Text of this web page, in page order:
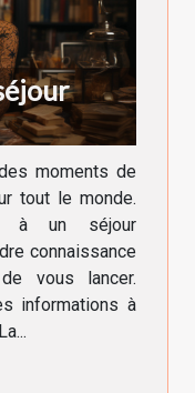
moments de
tout le monde.
à un séjour
connaissance
vous lancer.
informations à